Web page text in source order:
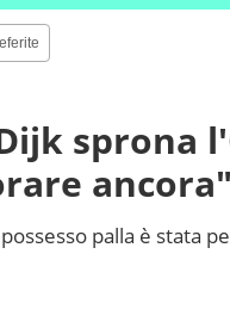
sprona
ancora"
palla è stata